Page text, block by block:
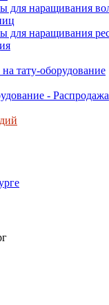
для наращивания
для наращивания
тату-оборудование
- Распродажа